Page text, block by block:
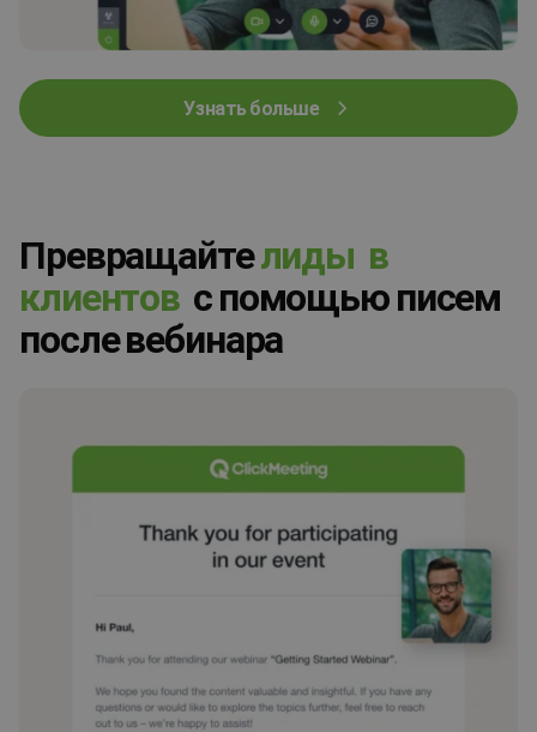
Узнать больше
Превращайтелиды в
клиентов с помощью писем
после вебинара